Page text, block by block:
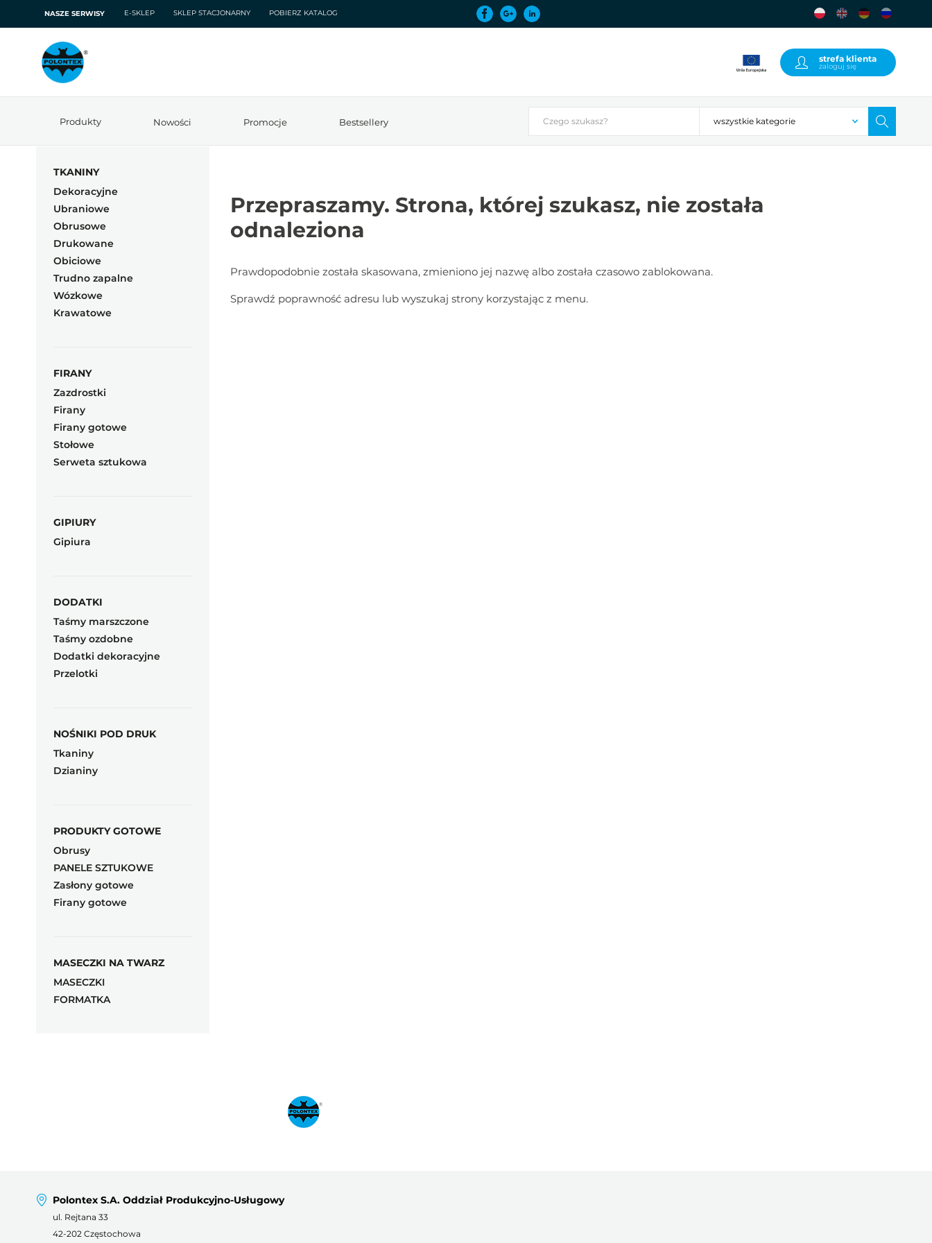
NASZE SERWISY E-SKLEP SKLEP STACJONARNY POBIERZ KATALOG
strefa klienta
zaloguj się
Produkty Nowości Promocje Bestsellery
TKANINY
Dekoracyjne
Ubraniowe
Obrusowe
Drukowane
Obiciowe
Trudno zapalne
Wózkowe
Krawatowe
FIRANY
Zazdrostki
Firany
Firany gotowe
Stołowe
Serweta sztukowa
GIPIURY
Gipiura
DODATKI
Taśmy marszczone
Taśmy ozdobne
Dodatki dekoracyjne
Przelotki
NOŚNIKI POD DRUK
Tkaniny
Dzianiny
PRODUKTY GOTOWE
Obrusy
PANELE SZTUKOWE
Zasłony gotowe
Firany gotowe
MASECZKI NA TWARZ
MASECZKI
FORMATKA
Przepraszamy. Strona, której szukasz, nie została
odnaleziona
Prawdopodobnie została skasowana, zmieniono jej nazwę albo została czasowo zablokowana.
Sprawdź poprawność adresu lub wyszukaj strony korzystając z menu.
Polontex S.A. Oddział Produkcyjno-Usługowy
ul. Rejtana 33
42-202 Częstochowa